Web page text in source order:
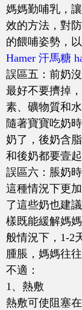
媽媽勤哺乳，
效的方法，對
的餵哺姿勢，
Hamer 汗馬糖
誤區五：前奶
最好不要擠掉
素、礦物質和
隨著寶寶吃奶
奶了，後奶含
和後奶都要壹
誤區六：脹奶
這種情況下更
了這些奶也建
樣既能緩解媽
般情況下，1-2
腫脹，媽媽往
不適：
1、熱敷
熱敷可使阻塞